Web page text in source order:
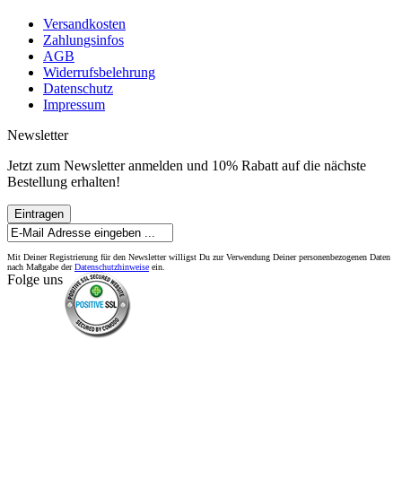
Versandkosten
Zahlungsinfos
AGB
Widerrufsbelehrung
Datenschutz
Impressum
Newsletter
Jetzt zum Newsletter anmelden und 10% Rabatt auf die nächste
Bestellung erhalten!
Eintragen
Mit Deiner Registrierung für den Newsletter willigst Du zur Verwendung Deiner personenbezogenen Daten
nach Maßgabe derDatenschutzhinweise ein.
Folge uns